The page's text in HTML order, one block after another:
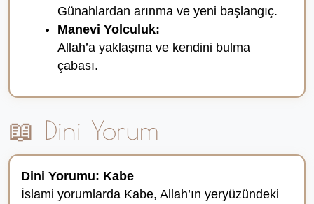
Günahlardan arınma ve yeni başlangıç.
Manevi Yolculuk:
Allah’a yaklaşma ve kendini bulma
çabası.
📖 Dini Yorum
Dini Yorumu: Kabe
İslami yorumlarda Kabe, Allah’ın yeryüzündeki